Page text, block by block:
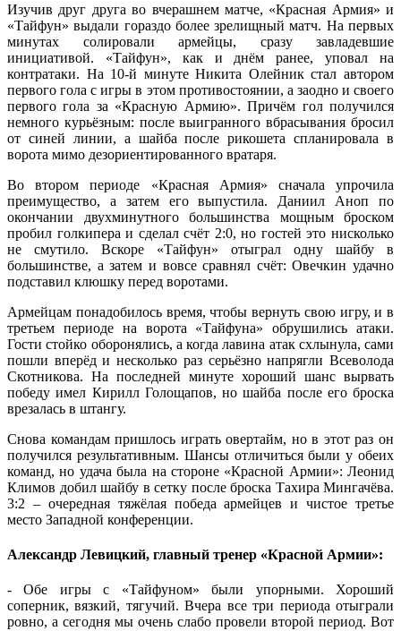
Изучив друг друга во вчерашнем матче, «Красная Армия» и
«Тайфун» выдали гораздо более зрелищный матч. На первых
минутах солировали армейцы, сразу завладевшие
инициативой. «Тайфун», как и днём ранее, уповал на
контратаки. На 10-й минуте Никита Олейник стал автором
первого гола с игры в этом противостоянии, а заодно и своего
первого гола за «Красную Армию». Причём гол получился
немного курьёзным: после выигранного вбрасывания бросил
от синей линии, а шайба после рикошета спланировала в
ворота мимо дезориентированного вратаря.
Во втором периоде «Красная Армия» сначала упрочила
преимущество, а затем его выпустила. Даниил Аноп по
окончании двухминутного большинства мощным броском
пробил голкипера и сделал счёт 2:0, но гостей это нисколько
не смутило. Вскоре «Тайфун» отыграл одну шайбу в
большинстве, а затем и вовсе сравнял счёт: Овечкин удачно
подставил клюшку перед воротами.
Армейцам понадобилось время, чтобы вернуть свою игру, и в
третьем периоде на ворота «Тайфуна» обрушились атаки.
Гости стойко оборонялись, а когда лавина атак схлынула, сами
пошли вперёд и несколько раз серьёзно напрягли Всеволода
Скотникова. На последней минуте хороший шанс вырвать
победу имел Кирилл Голощапов, но шайба после его броска
врезалась в штангу.
Снова командам пришлось играть овертайм, но в этот раз он
получился результативным. Шансы отличиться были у обеих
команд, но удача была на стороне «Красной Армии»: Леонид
Климов добил шайбу в сетку после броска Тахира Мингачёва.
3:2 – очередная тяжёлая победа армейцев и чистое третье
место Западной конференции.
Александр Левицкий, главный тренер «Красной Армии»:
- Обе игры с «Тайфуном» были упорными. Хороший
соперник, вязкий, тягучий. Вчера все три периода отыграли
ровно, а сегодня мы очень слабо провели второй период. Вот